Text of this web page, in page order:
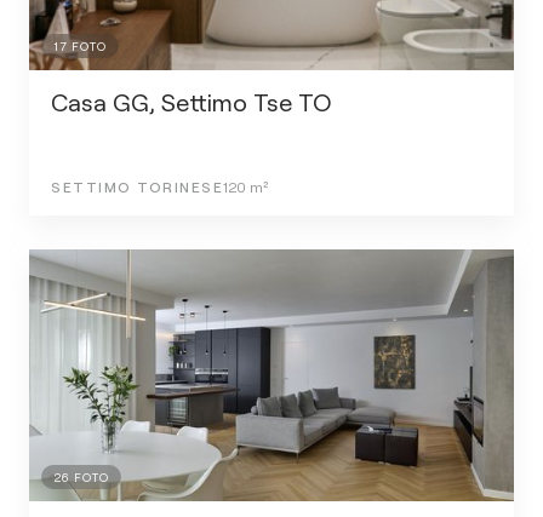
17 FOTO
Casa GG, Settimo Tse TO
SETTIMO TORINESE120 m²
26 FOTO